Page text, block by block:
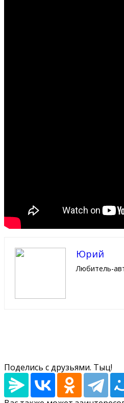
Юрий
Любитель-
Поделись с друзьями. Тыц!